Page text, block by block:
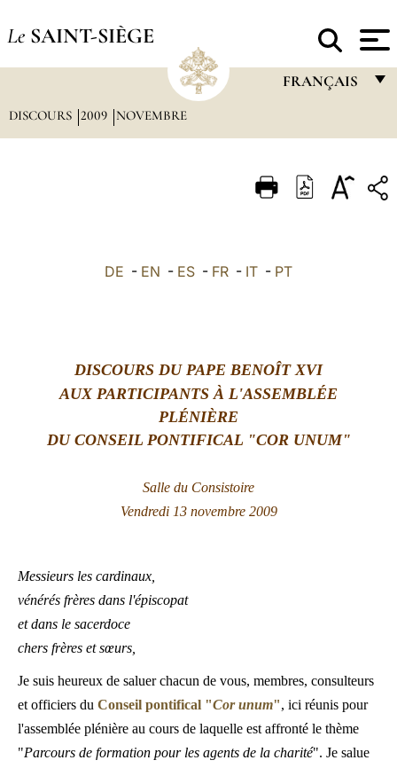
Le SAINT-SIÈGE
FRANÇAIS
ITALIANO
العربيّة
中文
DISCOURS 2009 NOVEMBRE
DE - EN - ES - FR - IT - PT
DISCOURS DU PAPE BENOÎT XVI
AUX PARTICIPANTS À L'ASSEMBLÉE
PLÉNIÈRE
DU CONSEIL PONTIFICAL "COR UNUM"
Salle du Consistoire
Vendredi 13 novembre 2009
Messieurs les cardinaux,
vénérés frères dans l'épiscopat
et dans le sacerdoce
chers frères et sœurs,
Je suis heureux de saluer chacun de vous, membres, consulteurs
et officiers du Conseil pontifical "Cor unum", ici réunis pour
l'assemblée plénière au cours de laquelle est affronté le thème
"Parcours de formation pour les agents de la charité". Je salue